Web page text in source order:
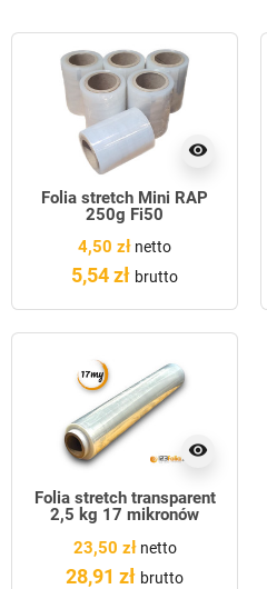
visibility
Folia stretch Mini RAP
250g Fi50
4,50 zł netto
5,54 zł brutto
visibility
Folia stretch transparent
2,5 kg 17 mikronów
23,50 złnetto
28,91 zł brutto